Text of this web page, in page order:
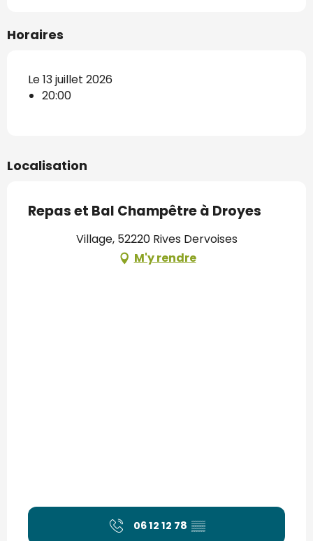
Horaires
Le 13 juillet 2026
20:00
Localisation
Repas et Bal Champêtre à Droyes
Village, 52220 Rives Dervoises
M'y rendre
06 12 12 78 ▒▒